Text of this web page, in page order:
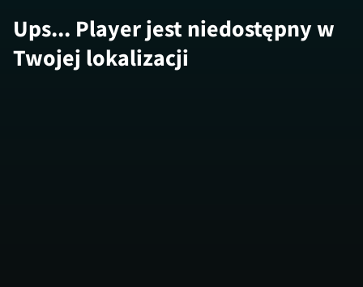
Ups... Player jest niedostępny w
Twojej lokalizacji